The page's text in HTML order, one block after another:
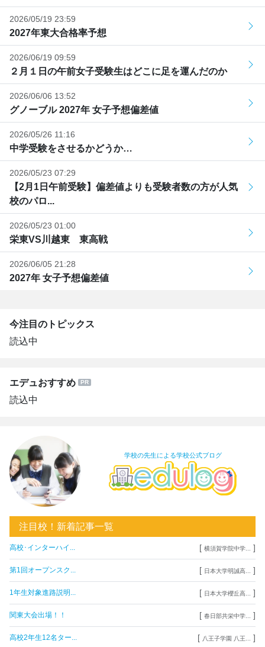
2026/05/19 23:59
2027年東大合格率予想
2026/06/19 09:59
２月１日の午前女子受験生はどこに足を運んだのか
2026/06/06 13:52
グノーブル 2027年 女子予想偏差値
2026/05/26 11:16
中学受験をさせるかどうか…
2026/05/23 07:29
【2月1日午前受験】偏差値よりも受験者数の方が人気
校のパロ...
2026/05/23 01:00
栄東VS川越東 東高戦
2026/06/05 21:28
2027年 女子予想偏差値
今注目のトピックス
読込中
エデュおすすめ
読込中
学校の先生による学校公式ブログ
注目校！新着記事一覧
高校･インターハイ... [ 横須賀学院中学... ]
第1回オープンスク... [ 日本大学明誠高... ]
1年生対象進路説明... [ 日本大学櫻丘高... ]
関東大会出場！！ [ 春日部共栄中学... ]
高校2年生12名ター... [ 八王子学園 八王... ]